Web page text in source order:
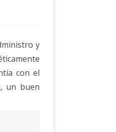
y
con el
un buen